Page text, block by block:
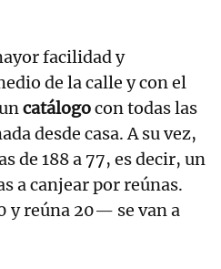
facilidad y
de la calle y con el
catálogocon todas las
desde casa. A su vez,
de 188 a 77, es decir, un
a canjear por reúnas.
y reúna 20— se van a